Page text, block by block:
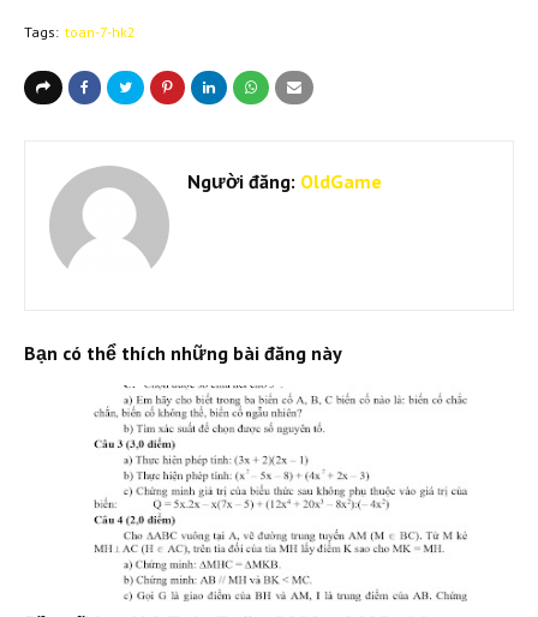
Tags: toan-7-hk2
Người đăng: OldGame
Bạn có thể thích những bài đăng này